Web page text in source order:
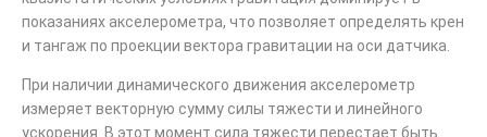
показаниях акселерометра, что позволяет определять крен
и тангаж по проекции вектора гравитации на оси датчика.
При наличии динамического движения акселерометр
измеряет векторную сумму силы тяжести и линейного
ускорения. В этот момент сила тяжести перестает быть